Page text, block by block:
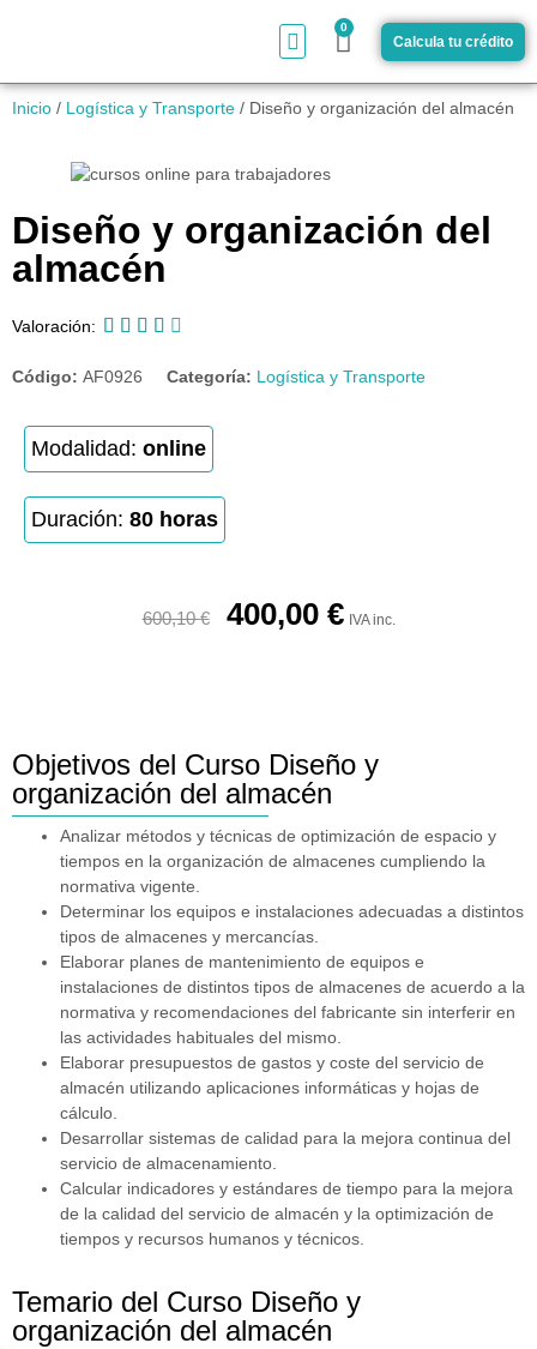
0
Calcula tu crédito
Inicio / Logística y Transporte / Diseño y organización del almacén
Diseño y organización del
almacén
Valoración:     
Código: AF0926 Categoría: Logística y Transporte
Modalidad: online
Duración: 80 horas
600,10€ 400,00 € IVA inc.
Objetivos del Curso Diseño y
organización del almacén
Analizar métodos y técnicas de optimización de espacio y
tiempos en la organización de almacenes cumpliendo la
normativa vigente.
Determinar los equipos e instalaciones adecuadas a distintos
tipos de almacenes y mercancías.
Elaborar planes de mantenimiento de equipos e
instalaciones de distintos tipos de almacenes de acuerdo a la
normativa y recomendaciones del fabricante sin interferir en
las actividades habituales del mismo.
Elaborar presupuestos de gastos y coste del servicio de
almacén utilizando aplicaciones informáticas y hojas de
cálculo.
Desarrollar sistemas de calidad para la mejora continua del
servicio de almacenamiento.
Calcular indicadores y estándares de tiempo para la mejora
de la calidad del servicio de almacén y la optimización de
tiempos y recursos humanos y técnicos.
Temario del Curso Diseño y
organización del almacén